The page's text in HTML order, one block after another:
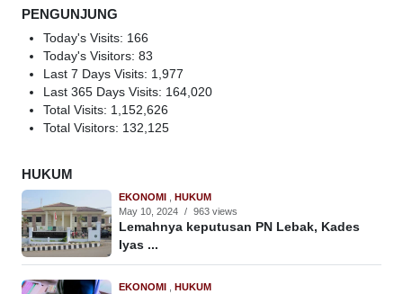
PENGUNJUNG
Today's Visits: 166
Today's Visitors: 83
Last 7 Days Visits: 1,977
Last 365 Days Visits: 164,020
Total Visits: 1,152,626
Total Visitors: 132,125
HUKUM
EKONOMI
HUKUM
May 10, 2024 / 963 views
Lemahnya keputusan PN Lebak, Kades
Iyas ...
EKONOMI
HUKUM